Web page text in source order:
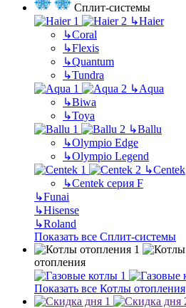
Сплит-системы
↳Haier
↳Coral
↳Flexis
↳Quantum
↳Tundra
↳Aqua
↳Biwa
↳Toya
↳Ballu
↳Olympio Edge
↳Olympio Legend
↳Centek
↳Centek серия F
↳Funai
↳Hisense
↳Roland
Показать все Сплит-системы
отопления
Показать все Котлы отопления